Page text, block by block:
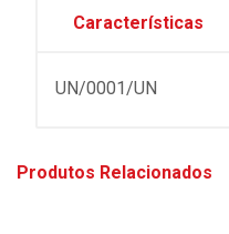
Características
UN/0001/UN
Produtos Relacionados